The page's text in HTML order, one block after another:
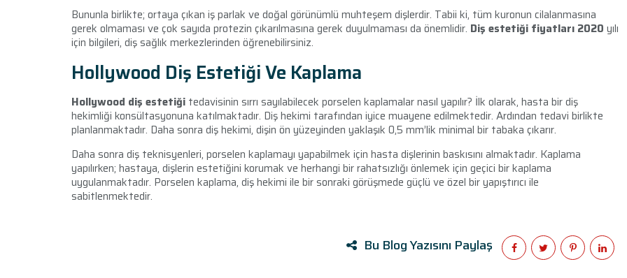
Bununla birlikte; ortaya çıkan iş parlak ve doğal görünümlü muhteşem dişlerdir. Tabii ki, tüm kuronun cilalanmasına
gerek olmaması ve çok sayıda protezin çıkarılmasına gerek duyulmaması da önemlidir. Diş estetiği fiyatları 2020 yılı
için bilgileri, diş sağlık merkezlerinden öğrenebilirsiniz.
Hollywood Diş Estetiği Ve Kaplama
Hollywood diş estetiği tedavisinin sırrı sayılabilecek porselen kaplamalar nasıl yapılır? İlk olarak, hasta bir diş
hekimliği konsültasyonuna katılmaktadır. Diş hekimi tarafından iyice muayene edilmektedir. Ardından tedavi birlikte
planlanmaktadır. Daha sonra diş hekimi, dişin ön yüzeyinden yaklaşık 0,5 mm’lik minimal bir tabaka çıkarır.
Daha sonra diş teknisyenleri, porselen kaplamayı yapabilmek için hasta dişlerinin baskısını almaktadır. Kaplama
yapılırken; hastaya, dişlerin estetiğini korumak ve herhangi bir rahatsızlığı önlemek için geçici bir kaplama
uygulanmaktadır. Porselen kaplama, diş hekimi ile bir sonraki görüşmede güçlü ve özel bir yapıştırıcı ile
sabitlenmektedir.
Bu Blog Yazısını Paylaş